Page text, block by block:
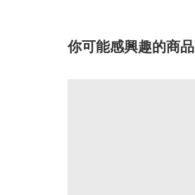
你可能感興趣的商品